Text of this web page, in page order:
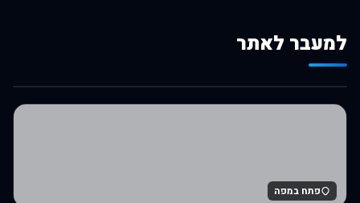
למעבר לאתר
לרכישה באלי אקספרס
פתח במפה